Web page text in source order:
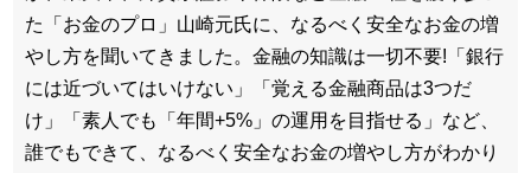
た「お金のプロ」山崎元氏に、なるべく安全なお金の増
やし方を聞いてきました。金融の知識は一切不要!「銀行
には近づいてはいけない」「覚える金融商品は3つだ
け」「素人でも「年間+5%」の運用を目指せる」など、
誰でもできて、なるべく安全なお金の増やし方がわかり